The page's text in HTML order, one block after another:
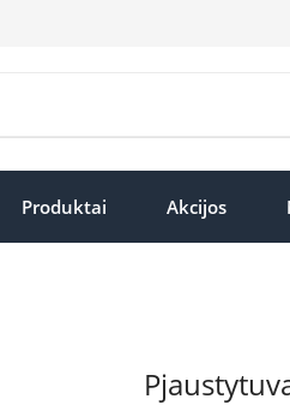
Produktai Akcijos